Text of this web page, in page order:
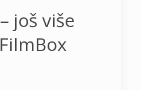
još više